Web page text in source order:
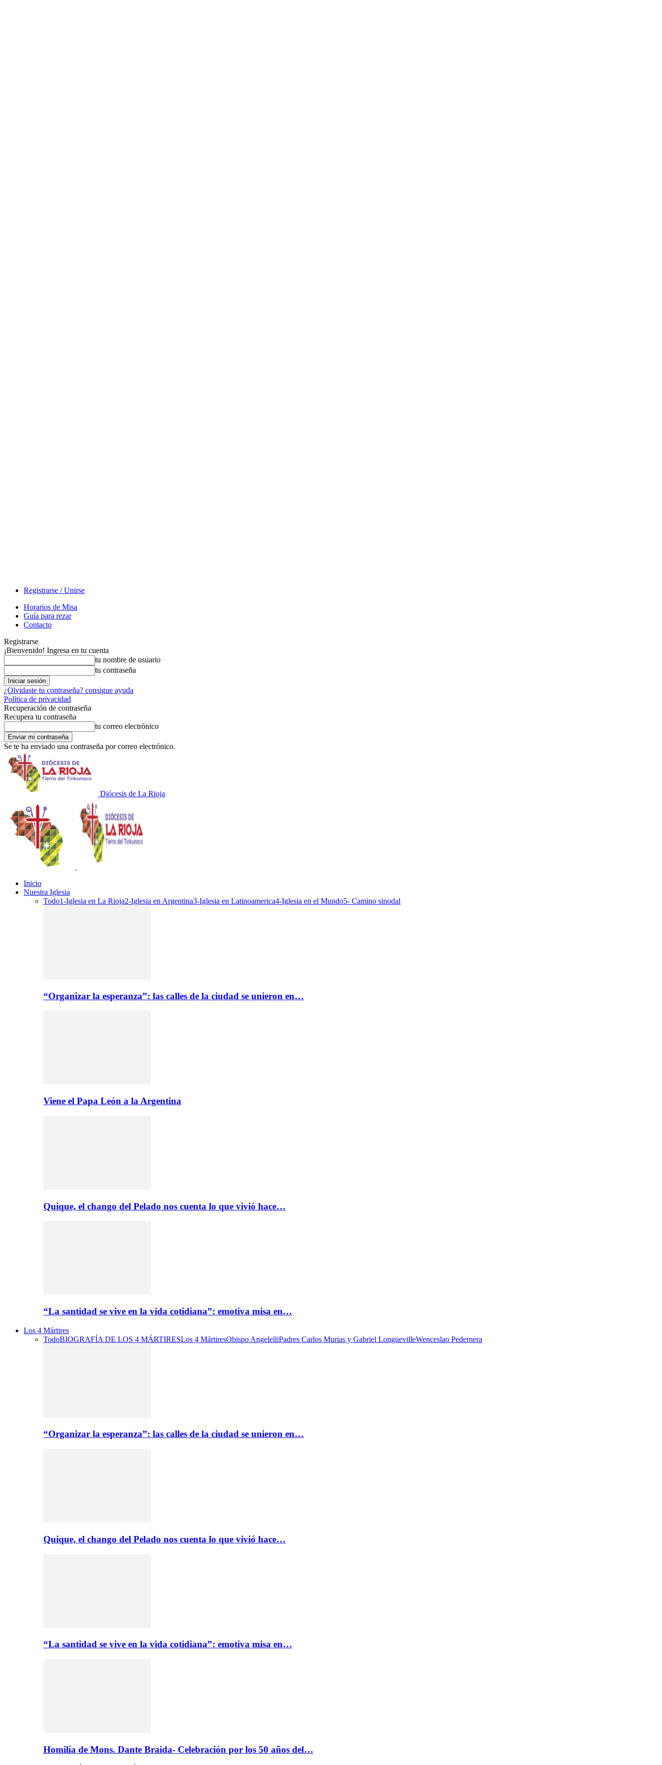
Registrarse / Unirse
Horarios de Misa
Guía para rezar
Contacto
Registrarse
¡Bienvenido! Ingresa en tu cuenta
tu nombre de usuario
tu contraseña
¿Olvidaste tu contraseña? consigue ayuda
Política de privacidad
Recuperación de contraseña
Recupera tu contraseña
tu correo electrónico
Se te ha enviado una contraseña por correo electrónico.
Diócesis de La Rioja
Inicio
Nuestra Iglesia
Todo1-Iglesia en La Rioja2-Iglesia en Argentina3-Iglesia en Latinoamerica4-Iglesia en el Mundo5- Camino sinodal
“Organizar la esperanza”: las calles de la ciudad se unieron en…
Viene el Papa León a la Argentina
Quique, el chango del Pelado nos cuenta lo que vivió hace…
“La santidad se vive en la vida cotidiana”: emotiva misa en…
Los 4 Mártires
TodoBIOGRAFÍA DE LOS 4 MÁRTIRESLos 4 MártiresObispo AngelelliPadres Carlos Murias y Gabriel LonguevilleWenceslao Pedernera
“Organizar la esperanza”: las calles de la ciudad se unieron en…
Quique, el chango del Pelado nos cuenta lo que vivió hace…
“La santidad se vive en la vida cotidiana”: emotiva misa en…
Homilía de Mons. Dante Braida- Celebración por los 50 años del…